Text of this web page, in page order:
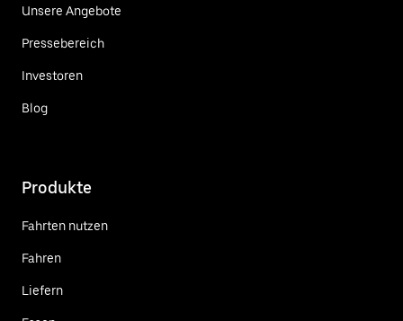
Unsere Angebote
Pressebereich
Investoren
Blog
Produkte
Fahrten nutzen
Fahren
Liefern